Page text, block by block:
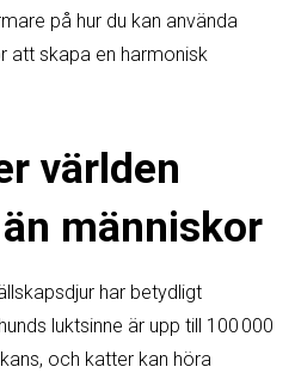
på hur du kan använda
att skapa en harmonisk
världen
människor
har betydligt
luktsinne är upp till 100 000
och katter kan höra